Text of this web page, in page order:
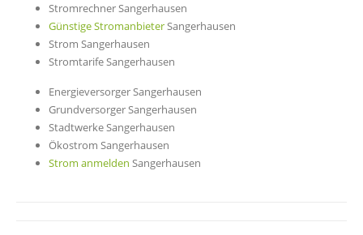
Stromrechner Sangerhausen
Günstige StromanbieterSangerhausen
Strom Sangerhausen
Stromtarife Sangerhausen
Energieversorger Sangerhausen
Grundversorger Sangerhausen
Stadtwerke Sangerhausen
Ökostrom Sangerhausen
Strom anmelden Sangerhausen